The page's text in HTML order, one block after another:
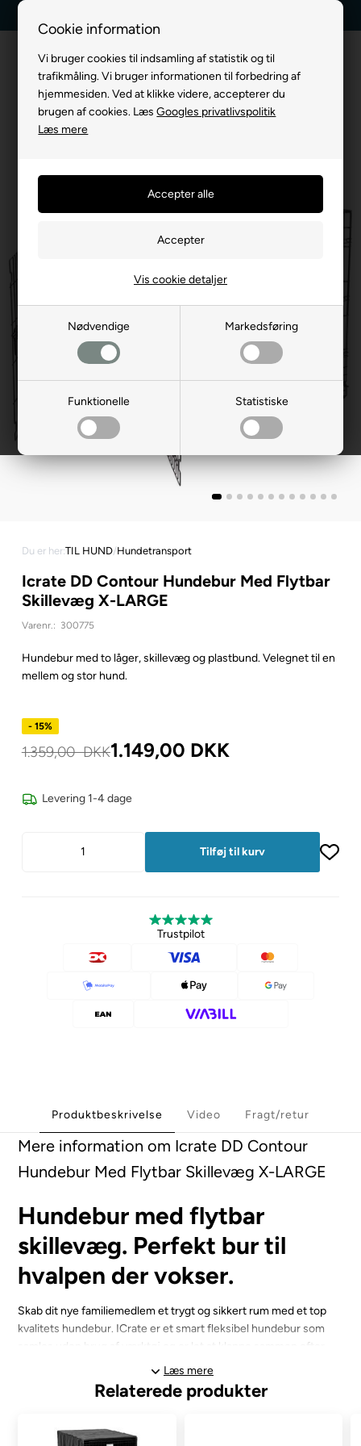
Cookie information
Vi bruger cookies til indsamling af statistik og til
trafikmåling. Vi bruger informationen til forbedring af
hjemmesiden. Ved at klikke videre, accepterer du
brugen af cookies. LæsGoogles privatlivspolitik
Læs mere
Nødvendige Markedsføring
Funktionelle Statistiske
Vis cookie detaljer
Du er her:TIL HUND/Hundetransport
Icrate DD Contour Hundebur Med Flytbar
Skillevæg X-LARGE
Varenr.: 300775
Hundebur med to låger, skillevæg og plastbund. Velegnet til en
mellem og stor hund.
- 15%
1.359,00DKK1.149,00 DKK
Levering 1-4 dage
Trustpilot
Produktbeskrivelse Video Fragt/retur
Mere information om Icrate DD Contour
Hundebur Med Flytbar Skillevæg X-LARGE
Hundebur med flytbar
skillevæg. Perfekt bur til
hvalpen der vokser.
Skab dit nye familiemedlem et trygt og sikkert rum med et top
kvalitets hundebur. ICrate er et smart fleksibel hundebur som
samles uden brug af værktøj og er let at klappe sammen efter
brug. Buret er let at tage med på tur og har både bærehåndtag
samt en flytbar skillevæg.
med skillevæggen, således at din hvalp ikke har så meget plads til
Læs mere
Relaterede produkter